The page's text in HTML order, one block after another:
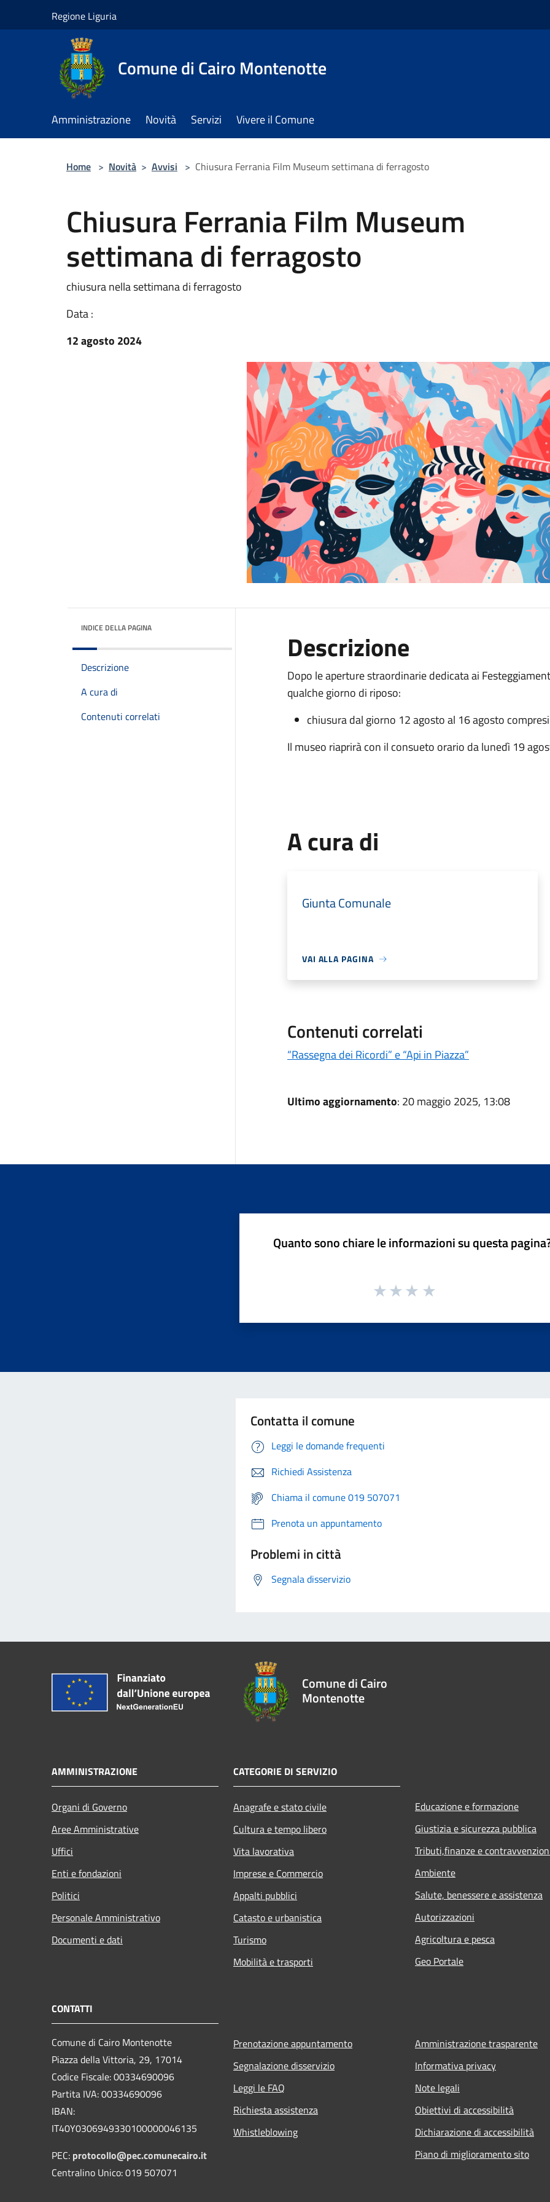
Regione Liguria
Comune di Cairo Montenotte
Amministrazione Novità Servizi Vivere il Comune
Home > Novità > Avvisi > Chiusura Ferrania Film Museum settimana di ferragosto
Chiusura Ferrania Film Museum
settimana di ferragosto
chiusura nella settimana di ferragosto
Data :
12 agosto 2024
INDICE DELLA PAGINA
Descrizione
A cura di
Contenuti correlati
Descrizione
Dopo le aperture straordinarie dedicata ai
qualche giorno di riposo:
chiusura dal giorno 12 agosto al 16 agosto
Il museo riaprirà con il consueto orario da lunedì 19
A cura di
Giunta Comunale
VAI ALLA PAGINA
Contenuti correlati
“Rassegna dei Ricordi” e “Api in Piazza”
Ultimo aggiornamento: 20 maggio 2025, 13:08
Quanto sono chiare le informazioni su questa
Contatta il comune
Leggi le domande frequenti
Richiedi Assistenza
Chiama il comune 019 507071
Prenota un appuntamento
Problemi in città
Segnala disservizio
Comune di Cairo
Montenotte
AMMINISTRAZIONE
Organi di Governo
Aree Amministrative
Uffici
Enti e fondazioni
Politici
Personale Amministrativo
Documenti e dati
CATEGORIE DI SERVIZIO
Anagrafe e stato civile
Cultura e tempo libero
Vita lavorativa
Imprese e Commercio
Appalti pubblici
Catasto e urbanistica
Turismo
Mobilità e trasporti
Educazione e formazione
Giustizia e sicurezza pubblica
Tributi,finanze e
Ambiente
Salute, benessere e assistenza
Autorizzazioni
Agricoltura e pesca
Geo Portale
CONTATTI
Comune di Cairo Montenotte
Piazza della Vittoria, 29, 17014
Codice Fiscale: 00334690096
Partita IVA: 00334690096
IBAN:
IT40Y0306949330100000046135
PEC: protocollo@pec.comunecairo.it
Centralino Unico: 019 507071
Prenotazione appuntamento
Segnalazione disservizio
Leggi le FAQ
Richiesta assistenza
Whistleblowing
Amministrazione trasparente
Informativa privacy
Note legali
Obiettivi di accessibilità
Dichiarazione di accessibilità
Piano di miglioramento sito